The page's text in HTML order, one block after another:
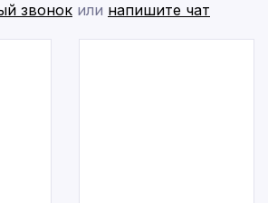
звонок или напишите чат